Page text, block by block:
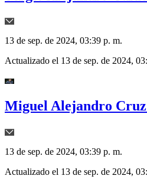
13 de sep. de 2024, 03:39 p. m.
Actualizado el 13 de sep. de 2024,
Miguel Alejandro
13 de sep. de 2024, 03:39 p. m.
Actualizado el 13 de sep. de 2024,